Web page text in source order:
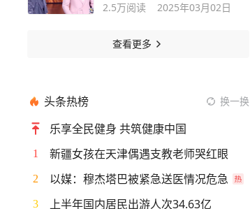
2.5万阅读 2025年03月02日
查看更多
头条热榜 换一换
乐享全民健身 共筑健康中国
1 新疆女孩在天津偶遇支教老师哭红眼
2 以媒：穆杰塔巴被紧急送医情况危急
3 上半年国内居民出游人次34.63亿